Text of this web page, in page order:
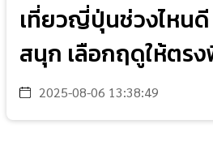
เที่ยวญี่ปุ่นช่วงไหนดี
สนุก เลือกฤดูให้ตร
2025-08-06 13:38:49